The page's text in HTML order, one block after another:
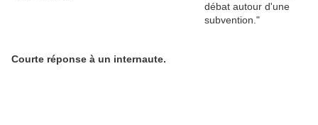
Courte réponse à un internaute.